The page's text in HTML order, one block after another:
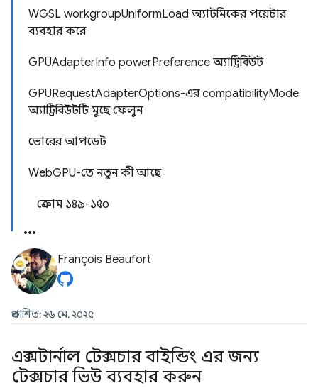
WGSL workgroupUniformLoad অ্যাটমিকের পয়েন্টার
ব্যবহার করে
GPUAdapterInfo powerPreference অ্যাট্রিবিউট
GPURequestAdapterOptions-এর compatibilityMode
অ্যাট্রিবিউটটি মুছে ফেলুন
ভোরের আপডেট
WebGPU-তে নতুন কী আছে
ক্রোম ১৪৯-১৫০
François Beaufort
প্রকাশিত: ২৬ মে, ২০২৫
এক্সটার্নাল টেক্সচার বাইন্ডিং এর জন্য
টেক্সচার ভিউ ব্যবহার করুন